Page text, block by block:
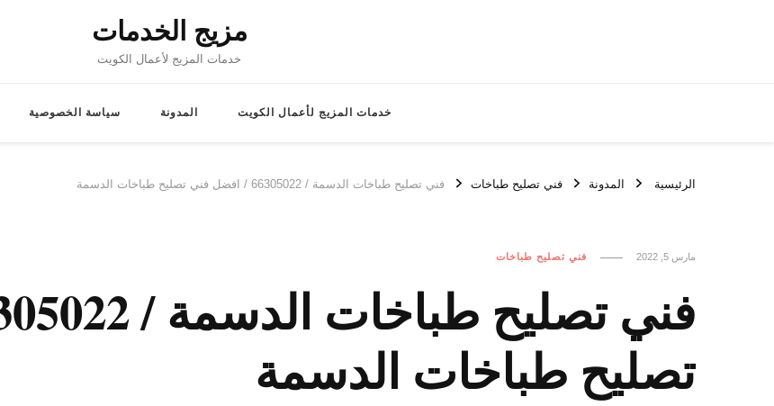
مزيج الخدمات
خدمات المزيج لأعمال الكويت
خدمات المزيج لأعمال الكويت المدونة سياسة الخصوصية
الرئيسية المدونة فني تصليح طباخات فني تصليح طباخات الدسمة / 66305022 / افضل فني تصليح طباخات الدسمة
مارس 5, 2022 فني تصليح طباخات
تصليح طباخات الدسمة